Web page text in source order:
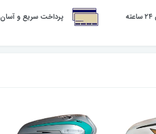
پرداخت سریع و آسان